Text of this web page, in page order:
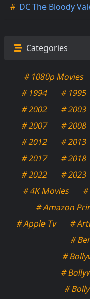
# DC The Bloody
Categories
# 1080p Movies
# 1994
# 1995
# 2002
# 2003
# 2007
# 2008
# 2012
# 2013
# 2017
# 2018
# 2022
# 2023
# 4K Movies
#
# Amazon
# Apple Tv
#
#
#
#
#